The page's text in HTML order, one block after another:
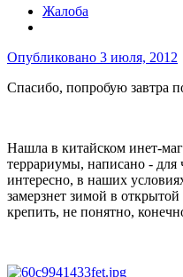
Жалоба
Опубликовано 3 июля, 2012
Спасибо, попробую завтра
Нашла в китайском инет-
террариумы, написано - для
интересно, в наших
замерзнет зимой в
крепить, не понятно,